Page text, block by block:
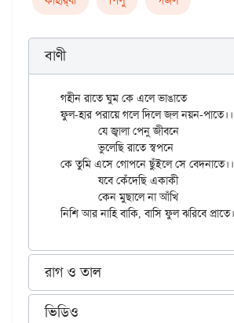
বাণী
গহীন রাতে ঘুম কে এলে ভাঙাতে
ফুল-হার পরায়ে গলে দিলে জল নয়ন-পাতে।।
	ভুলেছি রাতে স্বপনে
কে তুমি এসে গোপনে ছুঁইলে সে বেদনাতে।।
	যবে কেঁদেছি একাকী
রাগ ও তাল
ভিডিও